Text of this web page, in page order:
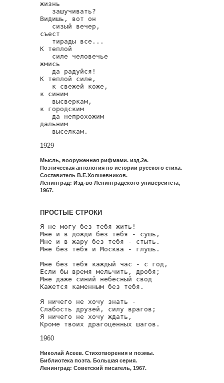
жизнь
   зашучивать?
Видишь, вот он
   сизый вечер,
съест
   тирады все...
К теплой
   силе человечье
жмись
   да радуйся!
К теплой силе,
   к свежей коже,
к синим
   высверкам,
к городским
   да непрохожим
дальним
   выселкам.
1929
Мысль, вооруженная рифмами. изд.2е.
Поэтическая антология по истории русского стиха.
Составитель В.Е.Холшевников.
Ленинград: Изд-во Ленинградского университета,
1967.
ПРОСТЫЕ СТРОКИ
Я не могу без тебя жить!
Мне и в дожди без тебя - сушь,
Мне и в жару без тебя - стыть.
Мне без тебя и Москва - глушь.
Мне без тебя каждый час - с год,
Если бы время мельчить, дробя;
Мне даже синий небесный свод
Кажется каменным без тебя.
Я ничего не хочу знать -
Слабость друзей, силу врагов;
Я ничего не хочу ждать,
Кроме твоих драгоценных шагов.
1960
Николай Асеев. Стихотворения и поэмы.
Библиотека поэта. Большая серия.
Ленинград: Советский писатель, 1967.